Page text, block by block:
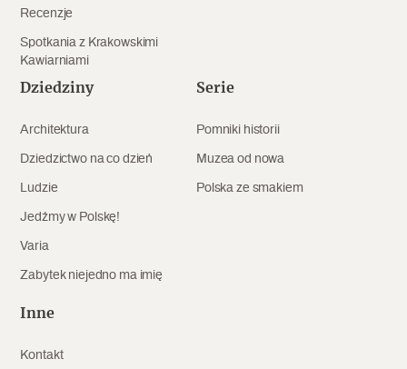
Recenzje
Spotkania z Krakowskimi
Kawiarniami
Dziedziny
Architektura
Dziedzictwo na co dzień
Ludzie
Jedźmy w Polskę!
Varia
Zabytek niejedno ma imię
Serie
Pomniki historii
Muzea od nowa
Polska ze smakiem
Inne
Kontakt